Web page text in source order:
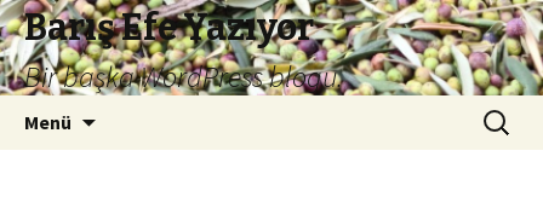
Barış Efe Yazıyor
Bir başka WordPress blogu.
Menü Arama: